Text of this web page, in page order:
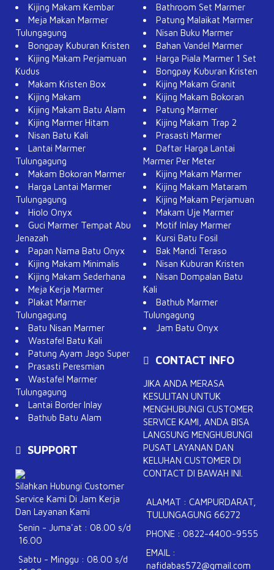
Kijing Makam Kembar
Meja Makan Marmer
Tulungagung
Bongpay Kuburan Kristen
Kijing Makam Perjamuan
Kudus
Makam Kristen Box
Kijing Makam
Kijing Makam Batu Alam
Kijing Marmer Hitam
Nisan Batu Kali
Lantai Marmer
Tulungagung
Makam Bokoran Marmer
Harga Lantai Marmer
Tulungagung
Hiolo Onyx
Guci Marmer Tempat Abu
Jenazah
Papan Nama Batu Onyx
Kijing Makam Minimalis
Kijing Makam Sederhana
Meja Kerja Marmer
Plakat Marmer
Tulungagung
Batu Nisan Marmer
Wastafel Batu Kali
Patung Ayam Jago Super
Prasasti Peresmian
Wastafel Marmer
Tulungagung
Lantai Border Inlay
Bathub Batu Alam
SUPPORT
Silahkan Hubungi Customer
Service Kami Di Jam Kerja
Dan Layanan Kami
Senin - Juma'at : 08.00 s/d
16.00
Sabtu - Minggu : 08.00 s/d
Bathroom Set Marmer
Patung Malaikat Marmer
Nisan Buku Marmer
Bahan Vandel Marmer
Harga Piala Marmer 1 Set
Bongpay Kuburan Kristen
Kijing Makam Granit
Kijing Makam Bokoran
Patung Marmer
Kijing Makam Trap 2
Prasasti Marmer
Daftar Harga Lantai
Marmer Per Meter
Kijing Makam Marmer
Kijing Makam Mataram
Kijing Makam Perjamuan
Makam Uje Marmer
Motif Inlay Marmer
Kursi Batu Fosil
Bak Mandi Teraso
Nisan Kuburan Kristen
Nisan Dompalan Batu
Kali
Bathub Marmer
Tulungagung
Jam Batu Onyx
CONTACT INFO
JIKA ANDA MERASA
KESULITAN UNTUK
MENGHUBUNGI CUSTOMER
SERVICE KAMI, ANDA BISA
LANGSUNG MENGHUBUNGI
PUSAT LAYANAN DAN
KELUHAN CUSTOMER DI
CONTACT DI BAWAH INI.
ALAMAT : CAMPURDARAT,
TULUNGAGUNG 66272
PHONE : 0822-4400-9555
EMAIL :
nafidabas572@gmail.com